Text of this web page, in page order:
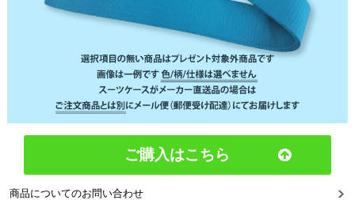
ご購入はこちら
商品についてのお問い合わせ